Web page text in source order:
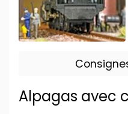
Alpagas avec